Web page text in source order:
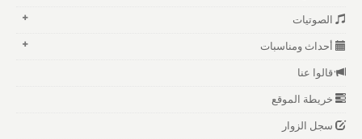
الصوتيات
أحداث ومناسبات
قالوا عنا
خريطة الموقع
سجل الزوار